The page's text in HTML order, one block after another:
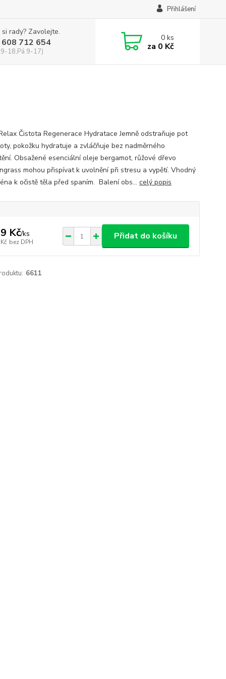
Přihlášení
rady? Zavolejte.
712 654
18,Pá 9-17)
0ks
za 0 Kč
Čistota Regenerace Hydratace Jemně odstraňuje pot
pokožku hydratuje a zvláčňuje bez nadměrného
Obsažené esenciální oleje bergamot, růžové dřevo
mohou přispívat k uvolnění při stresu a vypětí. Vhodný
k očistě těla před spaním. Balení obs... celý popis
Kč/ks
bez DPH
Přidat do košíku
6611